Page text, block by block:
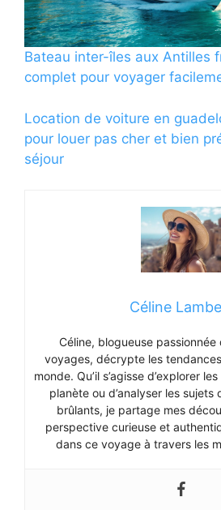
Bateau inter-îles aux Antilles
complet pour voyager
Location de voiture en
pour louer pas cher et bien
séjour
Céline
Céline, blogueuse passionnée
voyages, décrypte les
monde. Qu’il s’agisse d’explorer
planète ou d’analyser les sujets
brûlants, je partage mes
perspective curieuse et
dans ce voyage à travers les